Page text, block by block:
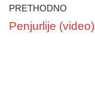
PRETHODNO
Penjurlije (video)